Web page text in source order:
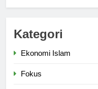
Kategori
Ekonomi Islam
Fokus
6
7